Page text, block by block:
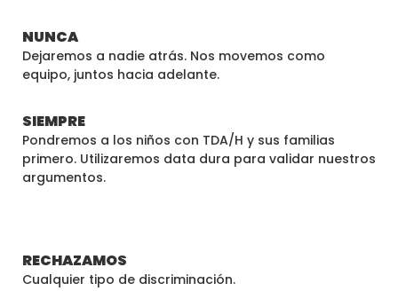
NUNCA
Dejaremos a nadie atrás. Nos movemos como
equipo, juntos hacia adelante.
SIEMPRE
Pondremos a los niños con TDA/H y sus familias
primero. Utilizaremos data dura para validar nuestros
argumentos.
RECHAZAMOS
Cualquier tipo de discriminación.